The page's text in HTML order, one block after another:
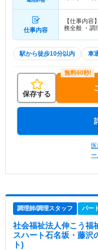
仕事内容
【仕事内
務全般 ・
駅から徒歩10分以内 車
保存する
調理師/調理スタッフ パー
社会福祉法人伸こう福
スハート石名坂・藤沢
ト)